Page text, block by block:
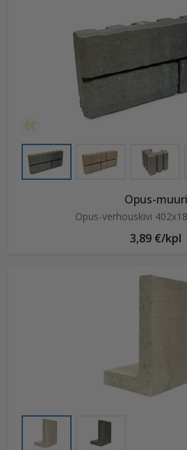
Opus-muuri
Opus-verhouskivi
3,89 €/kpl